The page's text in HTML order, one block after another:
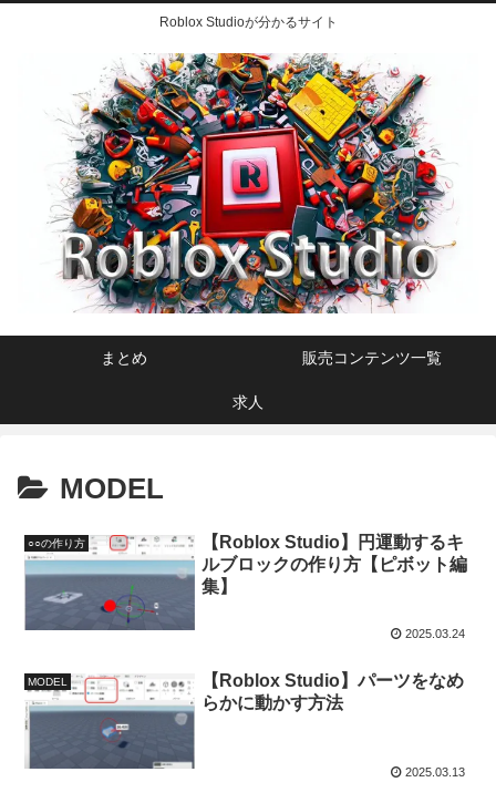
Roblox Studioが分かるサイト
まとめ 販売コンテンツ一覧
求人
MODEL
○○の作り方
【Roblox Studio】円運動するキ
ルブロックの作り方【ピボット編
集】
2025.03.24
MODEL
【Roblox Studio】パーツをなめ
らかに動かす方法
2025.03.13